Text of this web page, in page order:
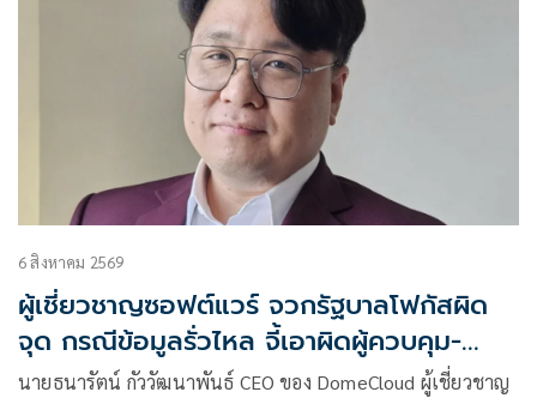
พล.ต.ต.ศิริวัฒน์ ดีพอ ผบก.สอท.1 พ.ต.อ.รชตโชค ลีวาณิชคุณ
รอง ผบก.สอท1. พ.ต.อ.รุ่งเลิศ คันธจันทร์ ผกก.1 บก.สอท.
6 สิงหาคม 2569
ผู้เชี่ยวชาญซอฟต์แวร์ จวกรัฐบาลโฟกัสผิด
จุด กรณีข้อมูลรั่วไหล จี้เอาผิดผู้ควบคุม-
เจ้าของระบบตามกฎหมาย PDPA
นายธนารัตน์ กัววัฒนาพันธ์ CEO ของ DomeCloud ผู้เชี่ยวชาญ